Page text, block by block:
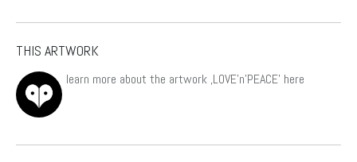
THIS ARTWORK
learn more about the artwork ‚LOVE'n'PEACE’ here